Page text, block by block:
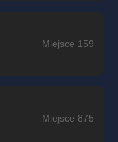
Miejsce 159
Miejsce 875